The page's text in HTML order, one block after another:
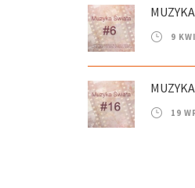
9
19